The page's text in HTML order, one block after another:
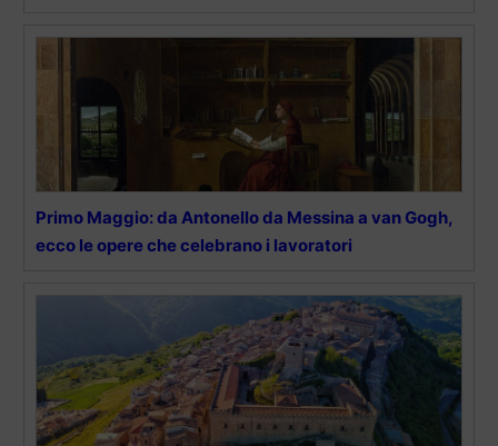
Primo Maggio: da Antonello da Messina a van Gogh,
ecco le opere che celebrano i lavoratori